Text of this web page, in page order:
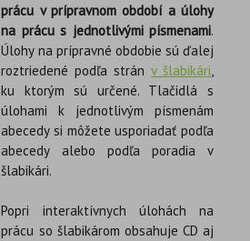
prácu v prípravnom období a úlohy
na prácu s jednotlivými písmenami.
Úlohy na prípravné obdobie sú ďalej
roztriedené podľa stránv šlabikári,
ku ktorým sú určené. Tlačidlá s
úlohami k jednotlivým písmenám
abecedy si môžete usporiadať podľa
abecedy alebo podľa poradia v
šlabikári.
Popri interaktívnych úlohách na
prácu so šlabikárom obsahuje CD aj